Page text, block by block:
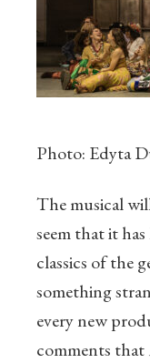
Photo: Edyta
The musical
seem that it
classics of the
something
every new
comments that